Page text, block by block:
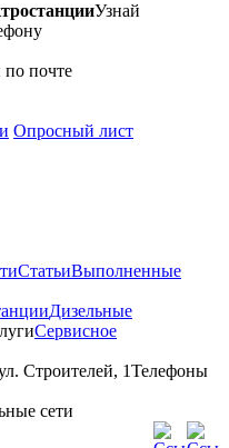
Узнай
по почте
Опросный лист
СтатьиВыполненные
Дизельные
Сервисное
Строителей, 1Телефоны
сети